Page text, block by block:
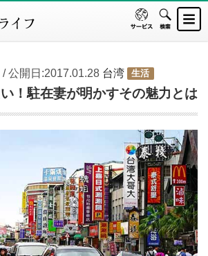
公開日:2017.01.28 台湾 生活
！駐在妻が明かすその魅力とは